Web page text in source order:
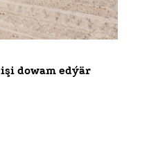
dowam edýär